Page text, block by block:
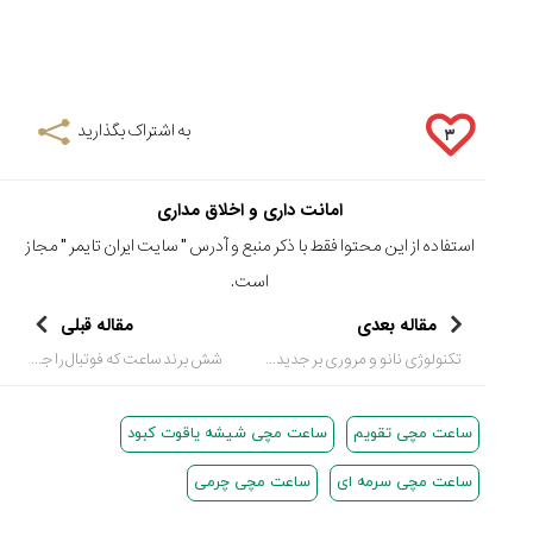
۳ به اشتراک بگذارید
امانت داری و اخلاق مداری
استفاده از این محتوا فقط با ذکر منبع و آدرس "سایت ایران تایمر " مجاز
است.
مقاله بعدی
تکنولوژی نانو و مروری بر جدیدترین ساعت های ارتشی سیکو
مقاله قبلی
شش برند ساعت که فوتبال را جشن گرفته اند!
ساعت مچی تقویم ساعت مچی شیشه یاقوت کبود
ساعت مچی سرمه ای ساعت مچی چرمی